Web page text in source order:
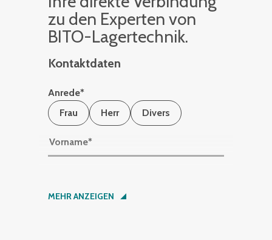
zu den Ex­per­ten von
BITO-La­ger­tech­nik.
Kontaktdaten
Anrede*
Frau
Herr Divers
Vorname*
Nachname*
MEHR ANZEIGEN